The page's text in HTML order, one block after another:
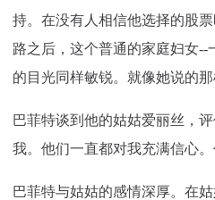
持。在没有人相信他选择的股
路之后，这个普通的家庭妇女
的目光同样敏锐。就像她说的
巴菲特谈到他的姑姑爱丽丝，
我。他们一直都对我充满信心
巴菲特与姑姑的感情深厚。在